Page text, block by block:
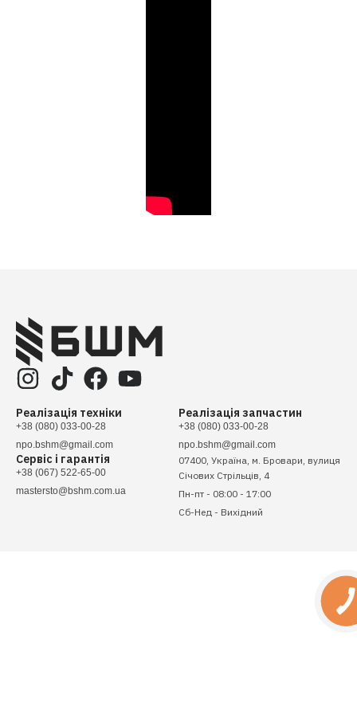
Реалізація техніки
+38 (080) 033-00-28
npo.bshm@gmail.com
Сервіс і гарантія
+38 (067) 522-65-00
mastersto@bshm.com.ua
Реалізація запчастин
+38 (080) 033-00-28
npo.bshm@gmail.com
07400, Україна, м. Бровари, вулиця
Січових Стрільців, 4
Пн-пт - 08:00 - 17:00
Сб-Нед - Вихідний